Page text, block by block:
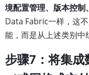
境配置管理、版本控
Data Fabric一样，这
能，而是从上述类别中
步骤7：将集成